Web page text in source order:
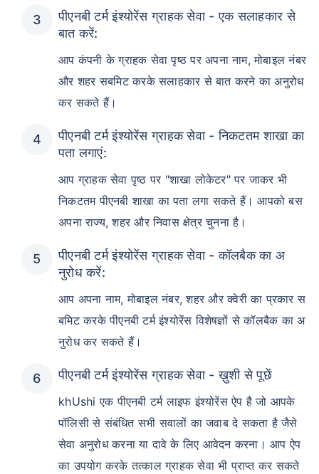
पीएनबी टर्म इंश्योरेंस ग्राहक सेवा - एक सलाहकार से
बात करें:
आप कंपनी के ग्राहक सेवा पृष्ठ पर अपना नाम, मोबाइल नंबर
और शहर सबमिट करके सलाहकार से बात करने का अनुरोध
कर सकते हैं।
पीएनबी टर्म इंश्योरेंस ग्राहक सेवा - निकटतम शाखा का
पता लगाएं:
आप ग्राहक सेवा पृष्ठ पर "शाखा लोकेटर" पर जाकर भी
निकटतम पीएनबी शाखा का पता लगा सकते हैं। आपको बस
अपना राज्य, शहर और निवास क्षेत्र चुनना है।
पीएनबी टर्म इंश्योरेंस ग्राहक सेवा - कॉलबैक का अ
नुरोध करें:
आप अपना नाम, मोबाइल नंबर, शहर और क्वेरी का प्रकार स
बमिट करके पीएनबी टर्म इंश्योरेंस विशेषज्ञों से कॉलबैक का अ
नुरोध कर सकते हैं।
पीएनबी टर्म इंश्योरेंस ग्राहक सेवा - ख़ुशी से पूछें
khUshi एक पीएनबी टर्म लाइफ इंश्योरेंस ऐप है जो आपके
पॉलिसी से संबंधित सभी सवालों का जवाब दे सकता है जैसे
सेवा अनुरोध करना या दावे के लिए आवेदन करना। आप ऐप
का उपयोग करके तत्काल ग्राहक सेवा भी प्राप्त कर सकते